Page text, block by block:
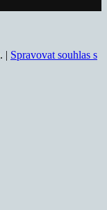
. | Spravovat souhlas s